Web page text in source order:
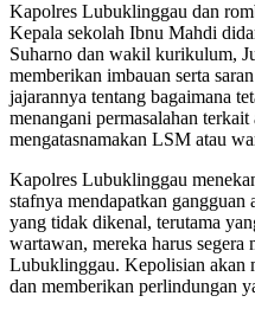
Kapolres Lubuklinggau dan
Kepala sekolah Ibnu Mahdi
Suharno dan wakil kurikulum,
memberikan imbauan serta
jajarannya tentang bagaimana
menangani permasalahan
mengatasnamakan LSM atau
Kapolres Lubuklinggau
stafnya mendapatkan
yang tidak dikenal, terutama
wartawan, mereka harus segera
Lubuklinggau. Kepolisian akan
dan memberikan perlindungan